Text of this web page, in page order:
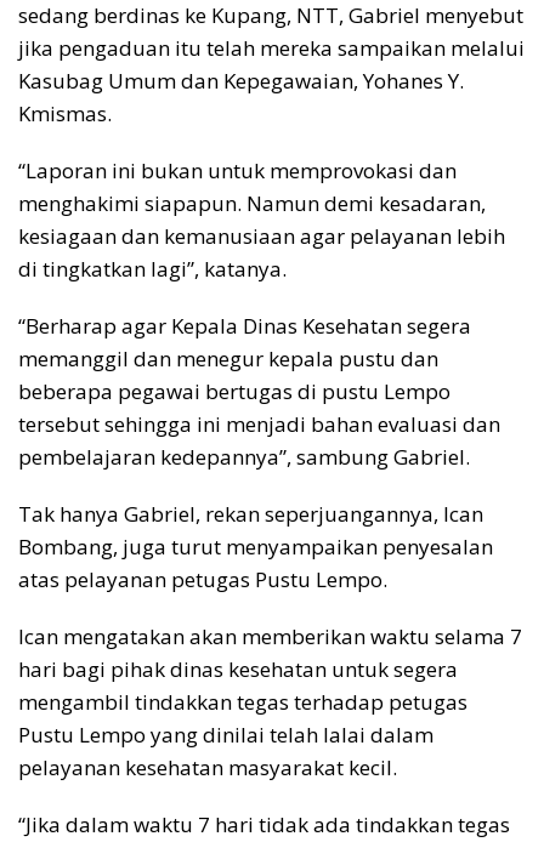
sedang berdinas ke Kupang, NTT, Gabriel menyebut
jika pengaduan itu telah mereka sampaikan melalui
Kasubag Umum dan Kepegawaian, Yohanes Y.
Kmismas.
“Laporan ini bukan untuk memprovokasi dan
menghakimi siapapun. Namun demi kesadaran,
kesiagaan dan kemanusiaan agar pelayanan lebih
di tingkatkan lagi”, katanya.
“Berharap agar Kepala Dinas Kesehatan segera
memanggil dan menegur kepala pustu dan
beberapa pegawai bertugas di pustu Lempo
tersebut sehingga ini menjadi bahan evaluasi dan
pembelajaran kedepannya”, sambung Gabriel.
Tak hanya Gabriel, rekan seperjuangannya, Ican
Bombang, juga turut menyampaikan penyesalan
atas pelayanan petugas Pustu Lempo.
Ican mengatakan akan memberikan waktu selama 7
hari bagi pihak dinas kesehatan untuk segera
mengambil tindakkan tegas terhadap petugas
Pustu Lempo yang dinilai telah lalai dalam
pelayanan kesehatan masyarakat kecil.
“Jika dalam waktu 7 hari tidak ada tindakkan tegas